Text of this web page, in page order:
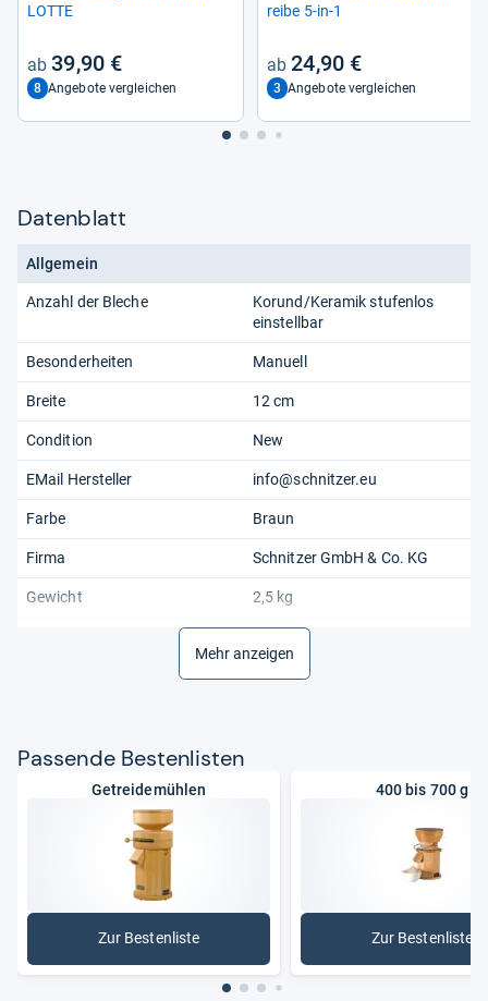
LOTTE
39,90 €
8 Angebote vergleichen
reibe 5-​in-​1
24,90 €
3 Angebote vergleichen
Datenblatt
Allgemein
Anzahl der Bleche
Korund/Keramik stufenlos
einstellbar
Besonderheiten Manuell
Breite 12 cm
Condition New
EMail Hersteller info@schnitzer.eu
Farbe Braun
Firma Schnitzer GmbH & Co. KG
Gewicht 2,5 kg
https://pic.herweck.de/bilder/
382102.jpg
Strasse Hersteller Marlener Straße 9
Stromquelle Manuell
Mehr anzeigen
Pas­sende Bes­ten­lis­ten
Getreidemühlen
Zur Bestenliste: Getreidemühlen
400 bis 700 g
Zur Bestenliste
: 400 bis